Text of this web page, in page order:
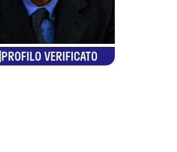
PROFILO VERIFICATO